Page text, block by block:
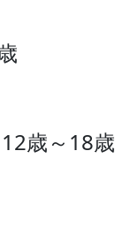
歳～18歳